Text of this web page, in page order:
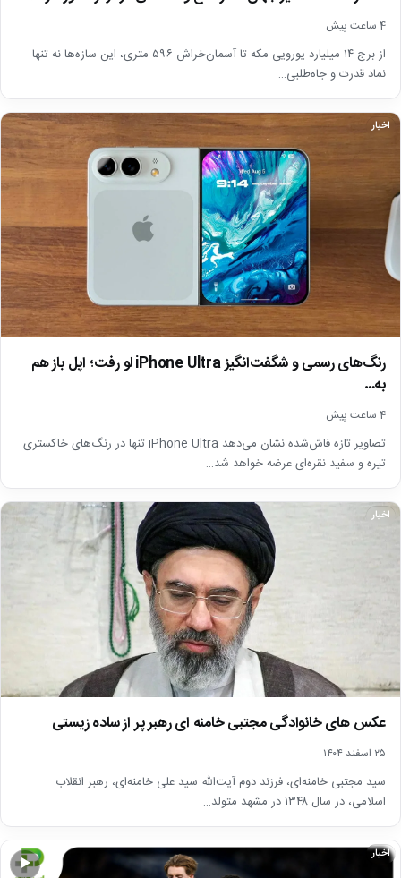
4 ساعت پیش
از برج ۱۴ میلیارد یورویی مکه تا آسمان‌خراش ۵۹۶ متری، این سازه‌ها نه تنها
نماد قدرت و جاه‌طلبی…
اخبار
رنگ‌های رسمی و شگفت‌انگیز iPhone Ultra لو رفت؛ اپل باز هم
به…
4 ساعت پیش
تصاویر تازه فاش‌شده نشان می‌دهد iPhone Ultra تنها در رنگ‌های خاکستری
تیره و سفید نقره‌ای عرضه خواهد شد…
اخبار
عکس های خانوادگی مجتبی خامنه ای رهبر پر از ساده زیستی
۲۵ اسفند ۱۴۰۴
سید مجتبی خامنه‌ای، فرزند دوم آیت‌الله سید علی خامنه‌ای، رهبر انقلاب
اسلامی، در سال ۱۳۴۸ در مشهد متولد…
▶
اخبار